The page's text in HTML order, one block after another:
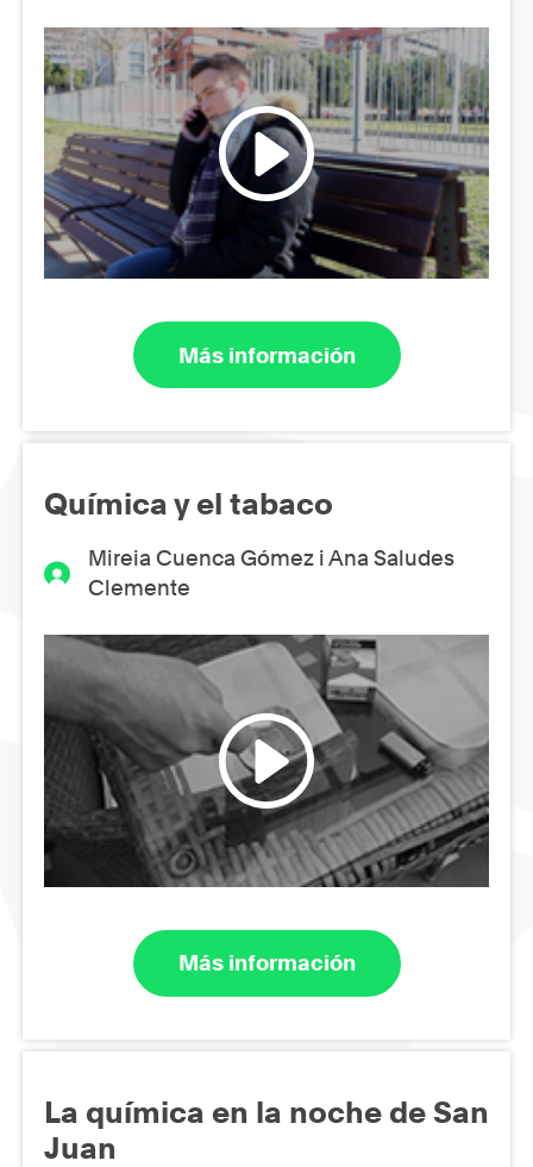
Más información
Química y el tabaco
Mireia Cuenca Gómez i Ana Saludes
Clemente
Más información
La química en la noche de San
Juan